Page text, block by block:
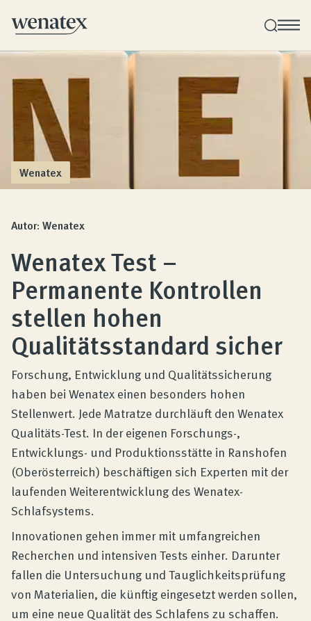
Wenatex Schlafberatung
Individuelle Produktberatung bei Ihnen zu Hause!
Produkte
Qualität und Garantie
Kundenbewertungen
Produktberatung
Unternehmen
Kontakt
Magazin
Wenatex
Autor: Wenatex
Wenatex Test –
Permanente Kontrollen
stellen hohen
Qualitätsstandard sicher
Forschung, Entwicklung und Qualitätssicherung
haben bei Wenatex einen besonders hohen
Stellenwert. Jede Matratze durchläuft den Wenatex
Qualitäts-Test. In der eigenen Forschungs-,
Entwicklungs- und Produktionsstätte in Ranshofen
(Oberösterreich) beschäftigen sich Experten mit der
laufenden Weiterentwicklung des Wenatex-
Schlafsystems.
Innovationen gehen immer mit umfangreichen
Recherchen und intensiven Tests einher. Darunter
fallen die Untersuchung und Tauglichkeitsprüfung
von Materialien, die künftig eingesetzt werden sollen,
um eine neue Qualität des Schlafens zu schaffen.